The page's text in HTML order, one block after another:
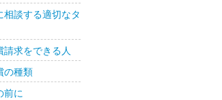
談する適切なタ
求をできる人
の種類
前に